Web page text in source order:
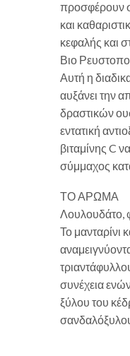
προσφέρουν
και
κεφαλής και
Βιο
Αυτή η
αυξάνει την
δραστικών
εντατική
βιταμίνης C
σύμμαχος
ΤΟ ΑΡΩΜΑ
Λουλουδάτο,
Το μανταρίνι
συνέχεια
ξύλου του